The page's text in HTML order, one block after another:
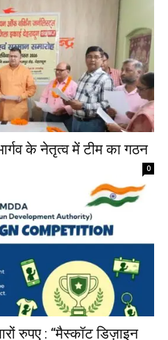
के नेतृत्व में टीम का गठन
0
रुपए : “मैस्कॉट डिज़ाइन